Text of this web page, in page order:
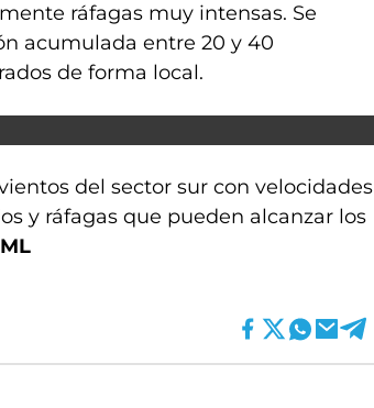
ráfagas muy intensas. Se
acumulada entre 20 y 40
de forma local.
del sector sur con velocidades
y ráfagas que pueden alcanzar los